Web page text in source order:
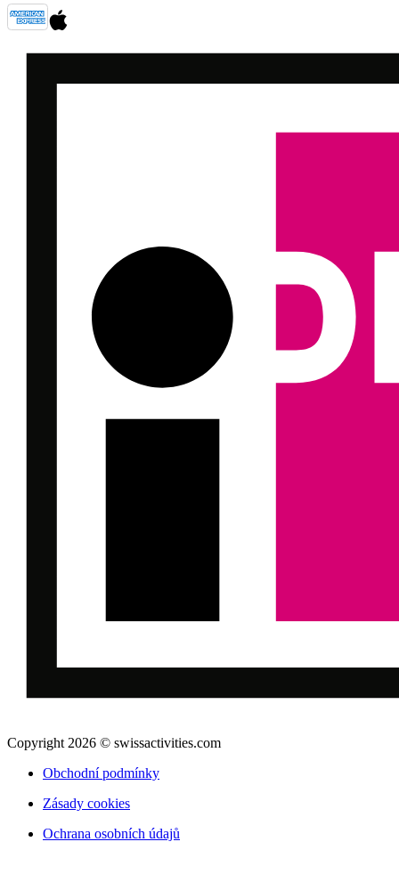
Copyright 2026 © swissactivities.com
Obchodní podmínky
Zásady cookies
Ochrana osobních údajů